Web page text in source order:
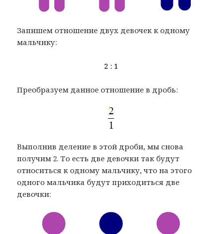
Запишем отношение двух девочек к одному
мальчику:
2 : 1
Преобразуем данное отношение в дробь:
Выполнив деление в этой дроби, мы снова
получим 2. То есть две девочки так будут
относиться к одному мальчику, что на этого
одного мальчика будут приходиться две
девочки: